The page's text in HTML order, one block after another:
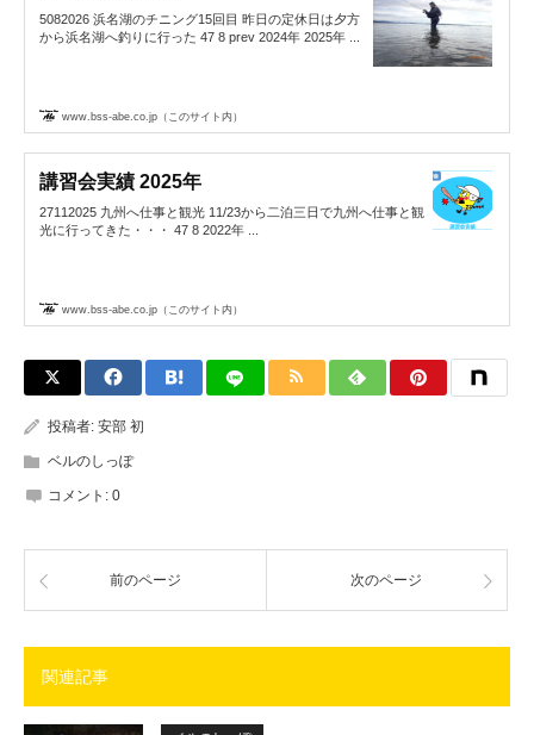
5082026 浜名湖のチニング15回目 昨日の定休日は夕方
から浜名湖へ釣りに行った 47 8 prev 2024年 2025年 ...
www.bss-abe.co.jp（このサイト内）
講習会実績 2025年
27112025 九州へ仕事と観光 11/23から二泊三日で九州へ仕事と観
光に行ってきた・・・ 47 8 2022年 ...
www.bss-abe.co.jp（このサイト内）
投稿者: 安部 初
ベルのしっぽ
コメント: 0
前のページ 次のページ
関連記事